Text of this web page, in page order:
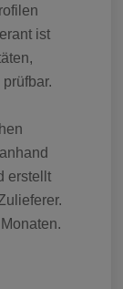
ist
erstellt